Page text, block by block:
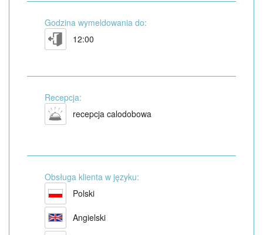
Godzina wymeldowania do:
12:00
Recepcja:
recepcja calodobowa
Obsługa klienta w języku:
Polski
Angielski